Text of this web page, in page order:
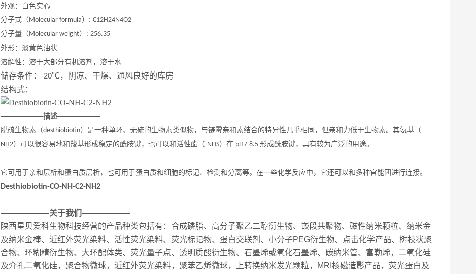
外观：白色实心
分子式（Molecular formula） : C12H24N4O2
分子量（Molecular weight） : 256.35
外形：淡黄色油状
溶解性：溶于大部分有机溶剂，溶于水
储存条件： -20℃，阴凉、干燥、通风良好的库房
结构式：
——————描述——————
脱硫生物素（desthiobiotin）是一种单环、无硫的生物素类似物，与链霉亲和素结合的特异性几乎相同，但亲和力低于生物素。其氨基（-
NH2）可以很容易地和羧基形成稳定的酰胺键，也可以和活性酯（-NHS）在 pH7-8.5 形成酰胺键，具有较为广泛的用途。
它可用于亲和层析和蛋白质层析，也可用于蛋白质和细胞的标记、检测和分离等。在一些化学反应中，它还可以和多种官能团进行连接。
Desthiobiotin-CO-NH-C2-NH2
——————关于我们——————
陕西星贝爱科生物科技经营的产品种类包括有：合成磷脂、高分子聚乙二醇衍生物、嵌段共聚物、磁性纳米颗粒、纳米金
及纳米金棒、近红外荧光染料、活性荧光染料、荧光标记物、蛋白交联剂、小分子PEG衍生物、点击化学产品、树枝状聚
合物、环糊精衍生物、大环配体类、荧光量子点、透明质酸衍生物、石墨烯或氧化石墨烯、碳纳米管、富勒烯，二氧化硅
及介孔二氧化硅，聚合物微球，近红外荧光染料，聚苯乙烯微球，上转换纳米发光颗粒，MRI核磁造影产品，荧光蛋白及